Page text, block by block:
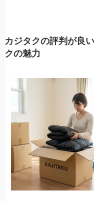
カジタクの評判が良
クの魅力